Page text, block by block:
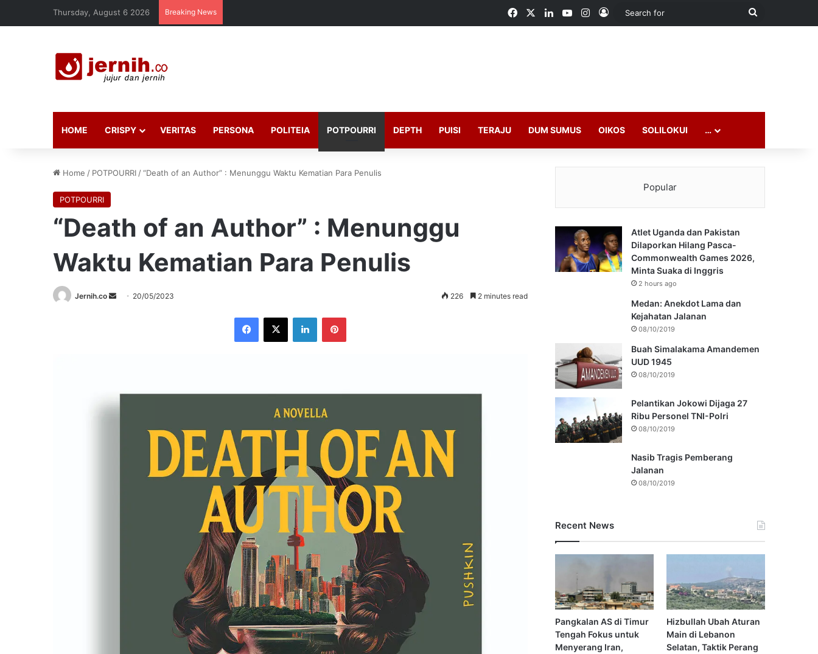
Thursday, August 6 2026 Breaking News FacebookLinkedInYouTubeInstagram
Log In
Search
HOME CRISPY VERITAS PERSONA POLITEIA POTPOURRI DEPTH PUISI TERAJU DUM SUMUS OIKOS SOLILOKUI …
Home / POTPOURRI /“Death of an Author” : Menunggu Waktu Kematian Para Penulis
POTPOURRI
“Death of an Author” : Menunggu
Waktu Kematian Para Penulis
Jernih.co
Send 20/05/2023 226 2 minutes read
Facebook
X LinkedInPinterest
Popular
Atlet Uganda dan Pakistan
Dilaporkan Hilang Pasca-
Commonwealth Games 2026,
Minta Suaka di Inggris
2 hours ago
Medan: Anekdot Lama dan
Kejahatan Jalanan
08/10/2019
Buah Simalakama Amandemen
UUD 1945
08/10/2019
Pelantikan Jokowi Dijaga 27
Ribu Personel TNI-Polri
08/10/2019
Nasib Tragis Pemberang
Jalanan
08/10/2019
Recent News
Pangkalan AS di Timur
Tengah Fokus untuk
Menyerang Iran,
Hizbullah Ubah Aturan
Main di Lebanon
Selatan, Taktik Perang